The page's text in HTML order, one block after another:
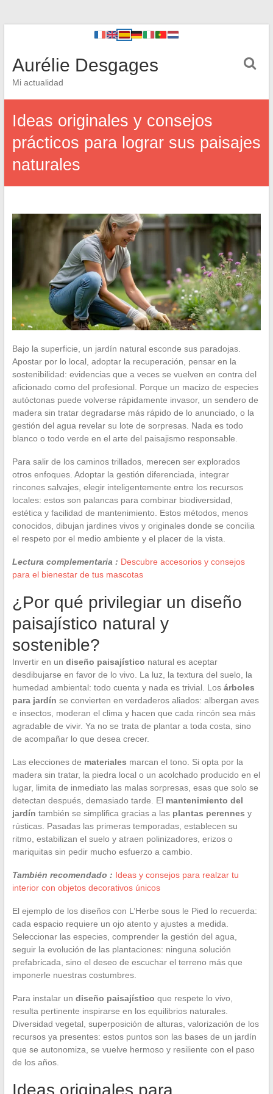
Aurélie Desgages
Mi actualidad
Ideas originales y consejos
prácticos para lograr sus paisajes
naturales
Bajo la superficie, un jardín natural esconde sus paradojas.
Apostar por lo local, adoptar la recuperación, pensar en la
sostenibilidad: evidencias que a veces se vuelven en contra del
aficionado como del profesional. Porque un macizo de especies
autóctonas puede volverse rápidamente invasor, un sendero de
madera sin tratar degradarse más rápido de lo anunciado, o la
gestión del agua revelar su lote de sorpresas. Nada es todo
blanco o todo verde en el arte del paisajismo responsable.
Para salir de los caminos trillados, merecen ser explorados
otros enfoques. Adoptar la gestión diferenciada, integrar
rincones salvajes, elegir inteligentemente entre los recursos
locales: estos son palancas para combinar biodiversidad,
estética y facilidad de mantenimiento. Estos métodos, menos
conocidos, dibujan jardines vivos y originales donde se concilia
el respeto por el medio ambiente y el placer de la vista.
Lectura complementaria : Descubre accesorios y consejos
para el bienestar de tus mascotas
¿Por qué privilegiar un diseño
paisajístico natural y
sostenible?
Invertir en un diseño paisajístico natural es aceptar
desdibujarse en favor de lo vivo. La luz, la textura del suelo, la
humedad ambiental: todo cuenta y nada es trivial. Los árboles
para jardín se convierten en verdaderos aliados: albergan aves
e insectos, moderan el clima y hacen que cada rincón sea más
agradable de vivir. Ya no se trata de plantar a toda costa, sino
de acompañar lo que desea crecer.
Las elecciones de materiales marcan el tono. Si opta por la
madera sin tratar, la piedra local o un acolchado producido en el
lugar, limita de inmediato las malas sorpresas, esas que solo se
detectan después, demasiado tarde. El mantenimiento del
jardín también se simplifica gracias a las plantas perennes y
rústicas. Pasadas las primeras temporadas, establecen su
ritmo, estabilizan el suelo y atraen polinizadores, erizos o
mariquitas sin pedir mucho esfuerzo a cambio.
También recomendado : Ideas y consejos para realzar tu
interior con objetos decorativos únicos
El ejemplo de los diseños con L’Herbe sous le Pied lo recuerda:
cada espacio requiere un ojo atento y ajustes a medida.
Seleccionar las especies, comprender la gestión del agua,
seguir la evolución de las plantaciones: ninguna solución
prefabricada, sino el deseo de escuchar el terreno más que
imponerle nuestras costumbres.
Para instalar un diseño paisajístico que respete lo vivo,
resulta pertinente inspirarse en los equilibrios naturales.
Diversidad vegetal, superposición de alturas, valorización de los
recursos ya presentes: estos puntos son las bases de un jardín
que se autonomiza, se vuelve hermoso y resiliente con el paso
de los años.
Ideas originales para